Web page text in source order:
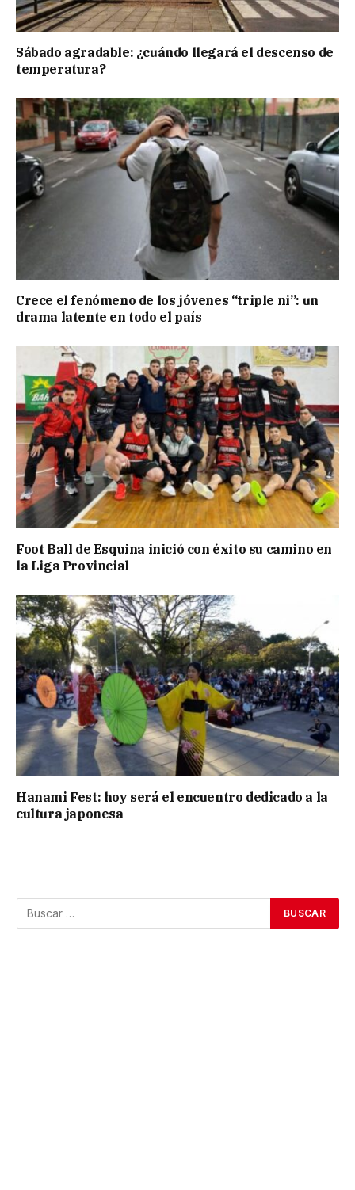
Sábado agradable: ¿cuándo llegará el descenso de
temperatura?
Crece el fenómeno de los jóvenes “triple ni”: un
drama latente en todo el país
Foot Ball de Esquina inició con éxito su camino en
la Liga Provincial
Hanami Fest: hoy será el encuentro dedicado a la
cultura japonesa